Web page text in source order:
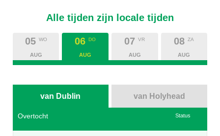
Alle tijden zijn locale tijden
05 WO
AUG
06DO
AUG
07VR
AUG
08ZA
AUG
van Dublin van Holyhead
Overtocht Status